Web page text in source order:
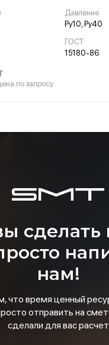
Давление
Ру10, Ру40
ГОСТ
15180-86
по запросу
сделать
нам!
что время ценный
отправить на
сделали для вас расчет